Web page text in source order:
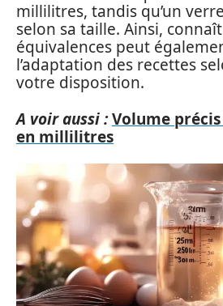
millilitres, tandis qu’un
selon sa taille. Ainsi,
équivalences peut
l’adaptation des recettes
votre disposition.
A voir aussi :Volume
en millilitres